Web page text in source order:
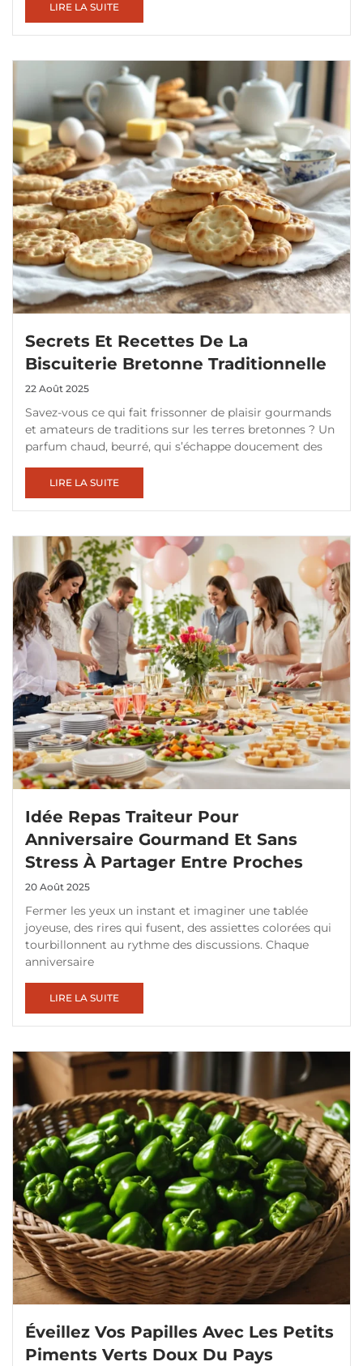
LIRE LA SUITE
Secrets Et Recettes De La
Biscuiterie Bretonne Traditionnelle
22 Août 2025
Savez-vous ce qui fait frissonner de plaisir gourmands
et amateurs de traditions sur les terres bretonnes ? Un
parfum chaud, beurré, qui s’échappe doucement des
LIRE LA SUITE
Idée Repas Traiteur Pour
Anniversaire Gourmand Et Sans
Stress À Partager Entre Proches
20 Août 2025
Fermer les yeux un instant et imaginer une tablée
joyeuse, des rires qui fusent, des assiettes colorées qui
tourbillonnent au rythme des discussions. Chaque
anniversaire
LIRE LA SUITE
Éveillez Vos Papilles Avec Les Petits
Piments Verts Doux Du Pays